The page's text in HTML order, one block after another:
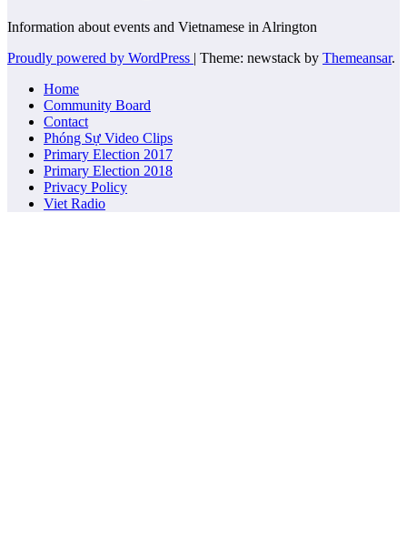
Information about events and Vietnamese in Alrington
Proudly powered by WordPress | Theme: newstack by Themeansar.
Home
Community Board
Contact
Phóng Sự Video Clips
Primary Election 2017
Primary Election 2018
Privacy Policy
Viet Radio